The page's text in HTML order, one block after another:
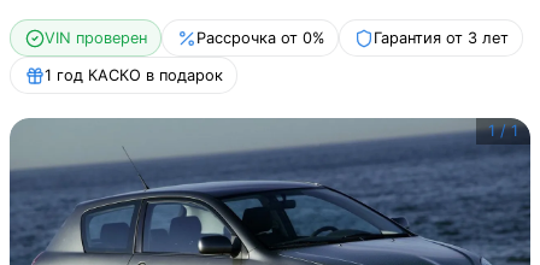
VIN проверен Рассрочка от 0% Гарантия от 3 лет
1 год КАСКО в подарок
1 /1